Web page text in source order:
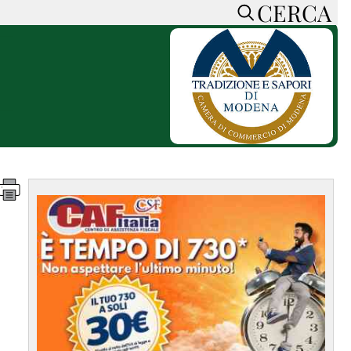
CERCA
ACCEDI o REGISTRATI
CONTATTI
SOSTIENI LA PRESSA
CONOSCI LA PRESSA
COOKIE POLICY
PRIVACY POLICY
FEED RSS
MAPPA DEL SITO
NORMATIVE
DEONTOLOGICHE
CERCA